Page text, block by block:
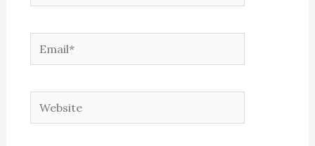
Website